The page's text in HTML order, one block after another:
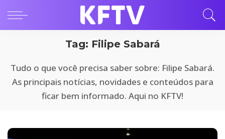
Tag: Filipe Sabará
Tudo o que você precisa saber sobre: Filipe Sabará.
As principais notícias, novidades e conteúdos para
ficar bem informado. Aqui no KFTV!